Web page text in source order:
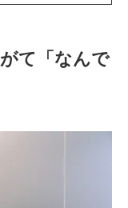
て「なんで